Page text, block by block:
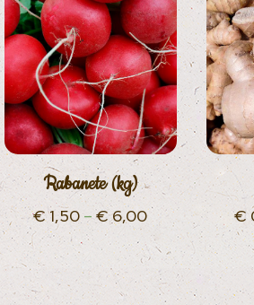
Rabanete (kg)
€1,50 –€6,00 €